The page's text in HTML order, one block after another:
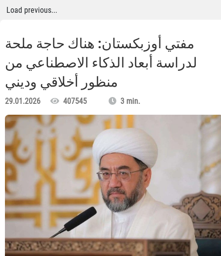
Load previous...
مفتي أوزبكستان: هناك حاجة ملحة
لدراسة أبعاد الذكاء الاصطناعي من
منظور أخلاقي وديني
29.01.2026 407545 3 min.